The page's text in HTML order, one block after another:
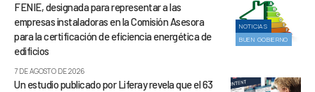
NOTICIAS
BUEN GOBIERNO
FENIE, designada para representar a las
empresas instaladoras en la Comisión Asesora
para la certificación de eficiencia energética de
edificios
7 DE AGOSTO DE 2026
Un estudio publicado por Liferay revela que el 63